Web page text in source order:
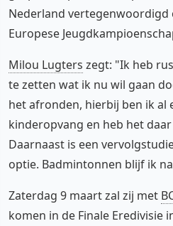
Nederland vertegenwoordigd
Europese
Milou Lugters zegt: "Ik heb
te zetten wat ik nu wil gaan
het afronden, hierbij ben ik al
kinderopvang en heb het
Daarnaast is een
optie. Badmintonnen blijf ik
Zaterdag 9 maart zal zij met
komen in de Finale Eredivisie